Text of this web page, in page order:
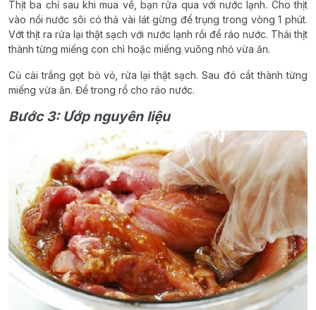
Thịt ba chỉ sau khi mua về, bạn rửa qua với nước lạnh. Cho thịt
vào nồi nước sôi có thả vài lát gừng để trụng trong vòng 1 phút.
Vớt thịt ra rửa lại thật sạch với nước lạnh rồi để ráo nước. Thái thịt
thành từng miếng con chì hoặc miếng vuông nhỏ vừa ăn.
Củ cải trắng gọt bỏ vỏ, rửa lại thật sạch. Sau đó cắt thành từng
miếng vừa ăn. Để trong rổ cho ráo nước.
Bước 3: Ướp nguyên liệu